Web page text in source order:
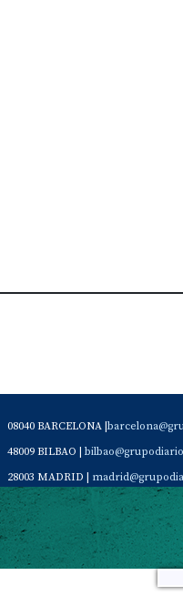
08040 BARCELONA |
48009 BILBAO |
28003 MADRID |
46120 Alboraya. VALENCIA |
Servicio de Atención al Socio
Teléfono de contacto de Diario del